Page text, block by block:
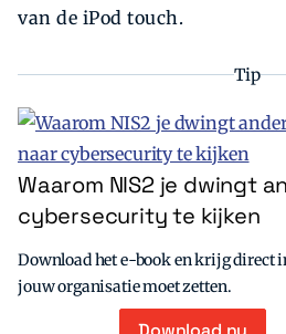
van de iPod touch.
Tip
Waarom NIS2 je dwingt
cybersecurity te kijken
Download het e-book en krijg direct
jouw organisatie moet zetten.